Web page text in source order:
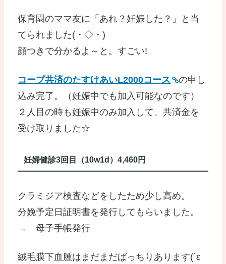
保育園のママ友に「あれ？妊娠した？」と当
てられました(・◇・)
顔つきで分かるよ～と。すごい!
コープ共済のたすけあいL2000コース
の申し
込み完了。（妊娠中でも加入可能なのです）
２人目の時も妊娠中のみ加入して、共済金を
受け取りました☆
妊婦健診3回目（10w1d）4,460円
クラミジア検査などをしたため少し高め。
分娩予定日証明書を発行してもらいました。
→ 母子手帳発行
絨毛膜下血腫はまだまだばっちりあります(´ε